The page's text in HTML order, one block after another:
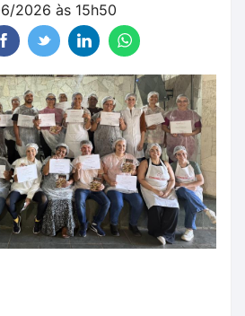
2026 às 15h50